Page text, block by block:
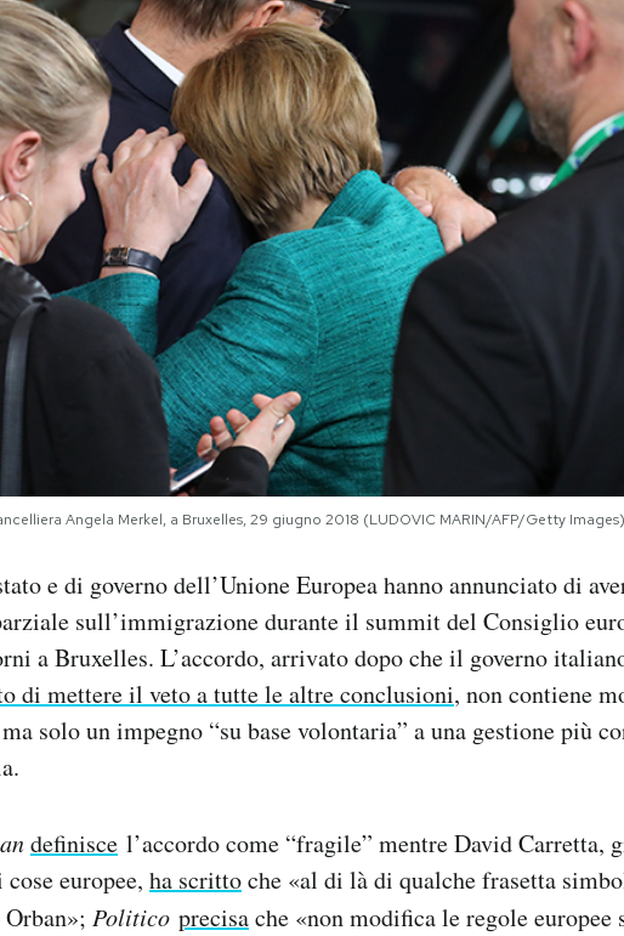
Angela Merkel, a Bruxelles, 29 giugno 2018 (LUDOVIC MARIN/AFP/Getty Images)
e di governo dell’Unione Europea hanno annunciato di
sull’immigrazione durante il summit del Consiglio
a Bruxelles. L’accordo, arrivato dopo che il governo
di mettere il veto a tutte le altre conclusioni, non contiene
solo un impegno “su base volontaria” a una gestione più
definisce l’accordo come “fragile” mentre David Carretta,
europee, ha scrittoche «al di là di qualche frasetta
Politico precisache «non modifica le regole